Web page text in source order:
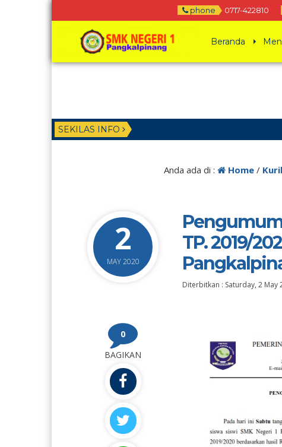
phone 0717-422810
Beranda
SEKILAS INFO
Anda ada di : Home/
2
MAY 2020
TP. 2019/
Diterbitkan : Saturday, 2 May
0
BAGIKAN